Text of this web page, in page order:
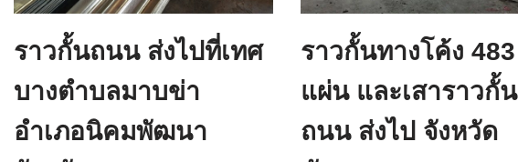
ราวกั้นถนน ส่งไปที่เทศ
บางตำบลมาบข่า
อำเภอนิคมพัฒนา
ราวกั้นทางโค้ง 483
แผ่น และเสาราวกั้น
ถนน ส่งไป จังหวัด